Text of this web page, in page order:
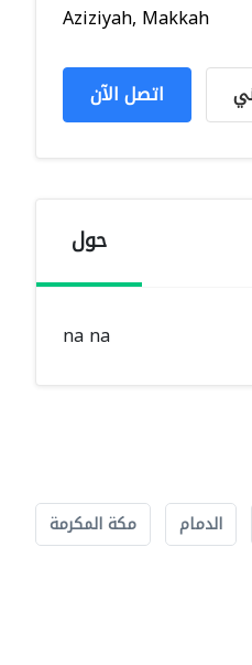
Aziziyah, Makkah
اتصل الآن
حول
na na
الدمام مكة المكرمة